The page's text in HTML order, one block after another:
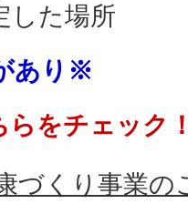
した場所
あり※
らをチェック
づくり事業の